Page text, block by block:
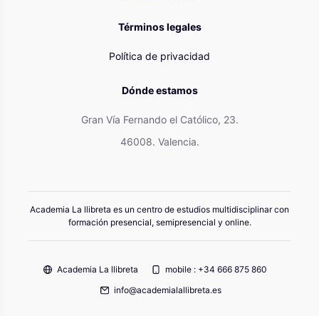
Términos legales
Política de privacidad
Dónde estamos
Gran Vía Fernando el Católico, 23.
46008. Valencia.
Academia La llibreta es un centro de estudios multidisciplinar con
formación presencial, semipresencial y online.
Academia La llibreta
mobile : +34 666 875 860
info@academialallibreta.es